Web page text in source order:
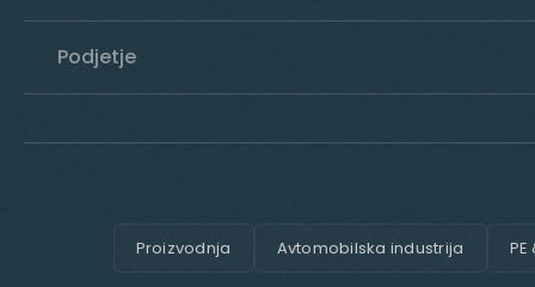
Podjetje
Proizvodnja Avtomobilska industrija PE